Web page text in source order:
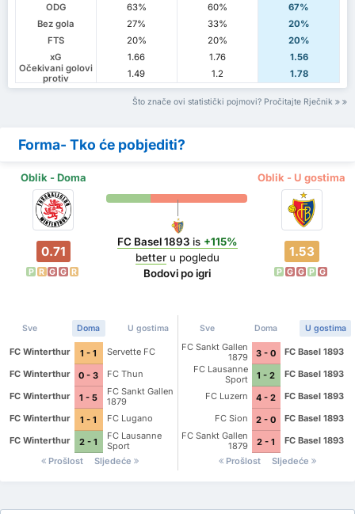
ODG
63% 60%
67%
Bez gola
27% 33%
20%
FTS
20% 20%
20%
xG
1.66 1.76
1.56
Očekivani golovi
protiv
1.49 1.2 1.78
Što znače ovi statistički pojmovi? Pročitajte Rječnik
Forma- Tko će pobjediti?
Oblik - Doma Oblik - U gostima
0.71
P R G G R
FC Basel 1893is +115%
betteru pogledu
Bodovi po igri
1.53
P G G P G
Sve Doma U gostima
FC Winterthur 1 - 1
Servette FC
FC Winterthur
0 - 3
FC Thun
FC Winterthur
1 - 5
FC Sankt Gallen
1879
FC Winterthur
1 - 1
FC Lugano
FC Winterthur
2 - 1
FC Lausanne
Sport
Prošlost
Sljedeće
Sve Doma U gostima
FC Sankt Gallen
1879
3 - 0
FC Basel 1893
FC Lausanne
Sport
1 - 2
FC Basel 1893
FC Luzern
4 - 2
FC Basel 1893
FC Sion
2 - 0
FC Basel 1893
FC Sankt Gallen
1879
2 - 1
FC Basel 1893
Prošlost
Sljedeće